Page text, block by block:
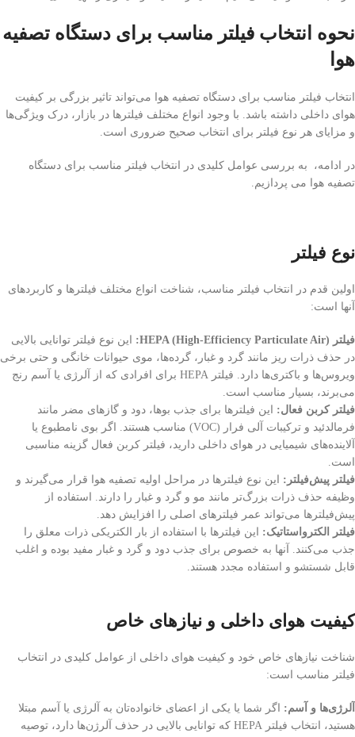
نحوه انتخاب فیلتر مناسب برای دستگاه تصفیه
هوا
انتخاب فیلتر مناسب برای دستگاه تصفیه هوا می‌تواند تاثیر بزرگی بر کیفیت
هوای داخلی داشته باشد. با وجود انواع مختلف فیلترها در بازار، درک ویژگی‌ها
و مزایای هر نوع فیلتر برای انتخاب صحیح ضروری است.
در ادامه، به بررسی عوامل کلیدی در انتخاب فیلتر مناسب برای دستگاه
تصفیه هوا می پردازیم.
نوع فیلتر
اولین قدم در انتخاب فیلتر مناسب، شناخت انواع مختلف فیلترها و کاربردهای
آنها است:
فیلتر HEPA (High-Efficiency Particulate Air):
این نوع فیلتر توانایی بالایی
در حذف ذرات ریز مانند گرد و غبار، گرده‌ها، موی حیوانات خانگی و حتی برخی
ویروس‌ها و باکتری‌ها دارد. فیلتر HEPA برای افرادی که از آلرژی یا آسم رنج
می‌برند، بسیار مناسب است.
فیلتر کربن فعال: این فیلترها برای جذب بوها، دود و گازهای مضر مانند
فرمالدئید و ترکیبات آلی فرار (VOC) مناسب هستند. اگر بوی نامطبوع یا
آلاینده‌های شیمیایی در هوای داخلی دارید، فیلتر کربن فعال گزینه مناسبی
است.
فیلتر پیش‌فیلتر: این نوع فیلترها در مراحل اولیه تصفیه هوا قرار می‌گیرند و
وظیفه حذف ذرات بزرگ‌تر مانند مو و گرد و غبار را دارند. استفاده از
پیش‌فیلترها می‌تواند عمر فیلترهای اصلی را افزایش دهد.
فیلتر الکترواستاتیک: این فیلترها با استفاده از بار الکتریکی ذرات معلق را
جذب می‌کنند. آنها به خصوص برای جذب دود و گرد و غبار مفید بوده و اغلب
قابل شستشو و استفاده مجدد هستند.
کیفیت هوای داخلی و نیازهای خاص
شناخت نیازهای خاص خود و کیفیت هوای داخلی از عوامل کلیدی در انتخاب
فیلتر مناسب است:
آلرژی‌ها و آسم: اگر شما یا یکی از اعضای خانواده‌تان به آلرژی یا آسم مبتلا
هستید، انتخاب فیلتر HEPA که توانایی بالایی در حذف آلرژن‌ها دارد، توصیه